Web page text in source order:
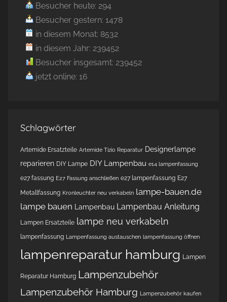
Besucher heute: 294
Besucher gestern: 1478
in diesem Monat: 8532
in diesem Jahr: 239452
Besucher insgesamt: 239452
jetzt online: 16
Schlagwörter
Artemide Ersatzteile Artemide Tizio Reparatur Designerlampe
reparieren DIY Lampe DIY Lampenbau e14 lampenfassung
e27 fassung E27 Fassung anschließen e27 lampenfassung E27
Metallfassung Kronleuchter neu verkabeln lampe-bauen.de
lampe bauen
Lampenbau Lampenbau Anleitung
Lampen Ersatzteile lampe neu verkabeln
lampenfassung Lampenfassung austauschen lampenfassung öffnen
lampenreparatur hamburg Lampen
Reparatur Hamburg Lampenzubehör
Lampenzubehör Hamburg Lampenzubehör kaufen